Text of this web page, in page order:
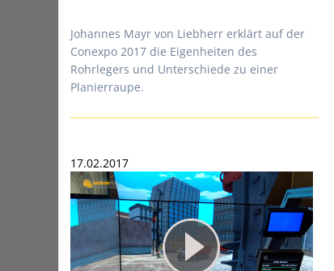
Johannes Mayr von Liebherr erklärt auf der
Conexpo 2017 die Eigenheiten des
Rohrlegers und Unterschiede zu einer
Planierraupe.
17.02.2017